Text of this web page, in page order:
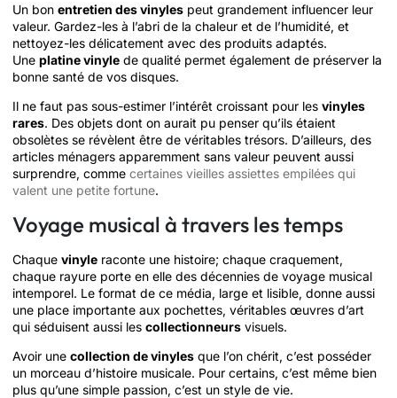
Un bon entretien des vinyles peut grandement influencer leur
valeur. Gardez-les à l’abri de la chaleur et de l’humidité, et
nettoyez-les délicatement avec des produits adaptés.
Une platine vinyle de qualité permet également de préserver la
bonne santé de vos disques.
Il ne faut pas sous-estimer l’intérêt croissant pour les vinyles
rares. Des objets dont on aurait pu penser qu’ils étaient
obsolètes se révèlent être de véritables trésors. D’ailleurs, des
articles ménagers apparemment sans valeur peuvent aussi
surprendre, comme certaines vieilles assiettes empilées qui
valent une petite fortune.
Voyage musical à travers les temps
Chaque vinyle raconte une histoire; chaque craquement,
chaque rayure porte en elle des décennies de voyage musical
intemporel. Le format de ce média, large et lisible, donne aussi
une place importante aux pochettes, véritables œuvres d’art
qui séduisent aussi les collectionneurs visuels.
Avoir une collection de vinyles que l’on chérit, c’est posséder
un morceau d’histoire musicale. Pour certains, c’est même bien
plus qu’une simple passion, c’est un style de vie.